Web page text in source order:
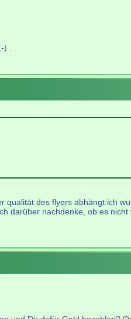
) .
qualität des flyers abhängt.ich
darüber nachdenke, ob es